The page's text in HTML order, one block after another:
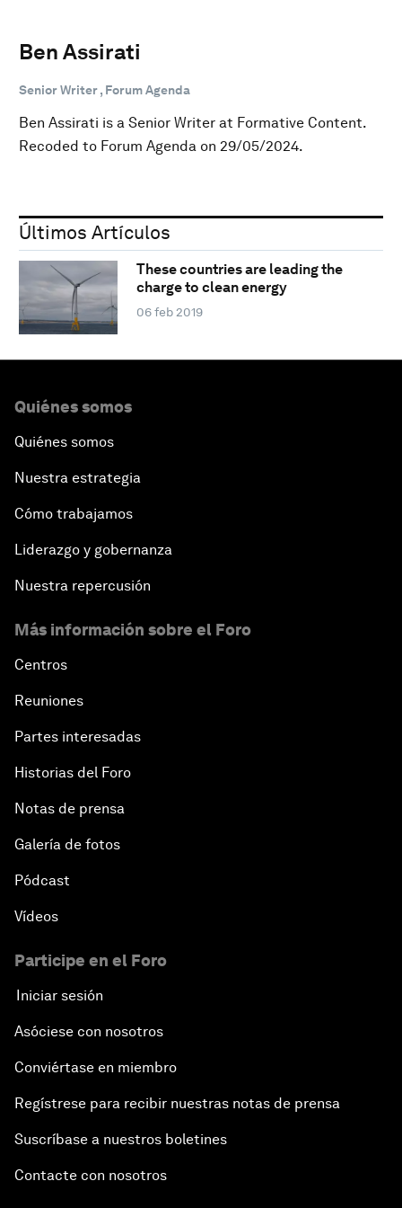
Ben Assirati
Senior Writer , Forum Agenda
Ben Assirati is a Senior Writer at Formative Content.
Recoded to Forum Agenda on 29/05/2024.
Últimos Artículos
These countries are leading the
charge to clean energy
06 feb 2019
Quiénes somos
Quiénes somos
Nuestra estrategia
Cómo trabajamos
Liderazgo y gobernanza
Nuestra repercusión
Más información sobre el Foro
Centros
Reuniones
Partes interesadas
Historias del Foro
Notas de prensa
Galería de fotos
Pódcast
Vídeos
Participe en el Foro
Iniciar sesión
Asóciese con nosotros
Conviértase en miembro
Regístrese para recibir nuestras notas de prensa
Suscríbase a nuestros boletines
Contacte con nosotros